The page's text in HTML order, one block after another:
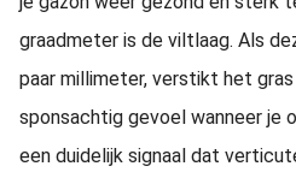
graadmeter is de viltlaag. Als
paar millimeter, verstikt het
sponsachtig gevoel wanneer je
een duidelijk signaal dat